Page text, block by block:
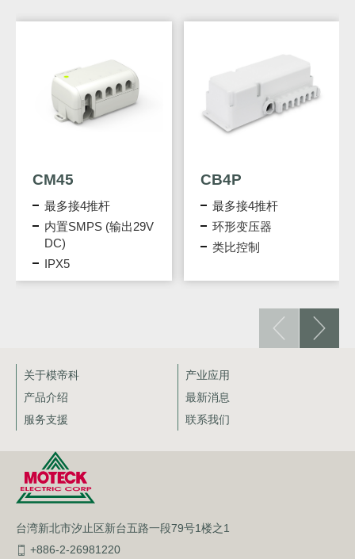
CM45
最多接4推杆
内置SMPS (输出29V
DC)
IPX5
CB4P
最多接4推杆
环形变压器
类比控制
关于模帝科
产业应用
产品介绍
最新消息
服务支援
联系我们
台湾新北市汐止区新台五路一段79号1楼之1
+886-2-26981220